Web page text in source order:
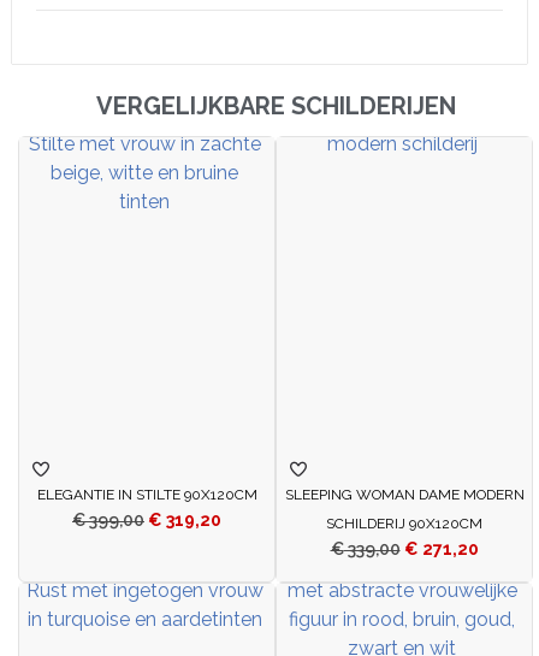
VERGELIJKBARE SCHILDERIJEN
ELEGANTIE IN STILTE 90X120CM
€399,00 € 319,20
SLEEPING WOMAN DAME MODERN
SCHILDERIJ 90X120CM
€339,00 € 271,20